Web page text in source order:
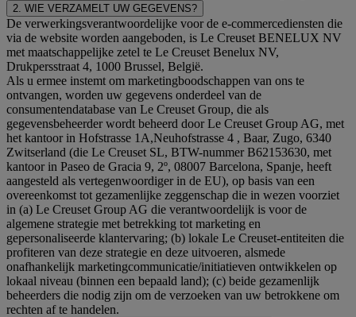
2. WIE VERZAMELT UW GEGEVENS?
De verwerkingsverantwoordelijke voor de e-commercediensten die
via de website worden aangeboden, is Le Creuset BENELUX NV
met maatschappelijke zetel te Le Creuset Benelux NV,
Drukpersstraat 4, 1000 Brussel, België.
Als u ermee instemt om marketingboodschappen van ons te
ontvangen, worden uw gegevens onderdeel van de
consumentendatabase van Le Creuset Group, die als
gegevensbeheerder wordt beheerd door Le Creuset Group AG, met
het kantoor in Hofstrasse 1A,Neuhofstrasse 4 , Baar, Zugo, 6340
Zwitserland (die Le Creuset SL, BTW-nummer B62153630, met
kantoor in Paseo de Gracia 9, 2º, 08007 Barcelona, Spanje, heeft
aangesteld als vertegenwoordiger in de EU), op basis van een
overeenkomst tot gezamenlijke zeggenschap die in wezen voorziet
in (a) Le Creuset Group AG die verantwoordelijk is voor de
algemene strategie met betrekking tot marketing en
gepersonaliseerde klantervaring; (b) lokale Le Creuset-entiteiten die
profiteren van deze strategie en deze uitvoeren, alsmede
onafhankelijk marketingcommunicatie/initiatieven ontwikkelen op
lokaal niveau (binnen een bepaald land); (c) beide gezamenlijk
beheerders die nodig zijn om de verzoeken van uw betrokkene om
rechten af te handelen.